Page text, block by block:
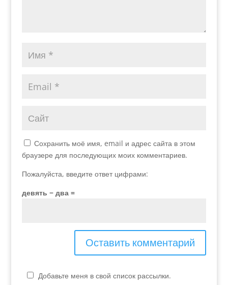
Сохранить моё имя, email и адрес сайта в этом
браузере для последующих моих комментариев.
Пожалуйста, введите ответ цифрами:
девять − два =
Добавьте меня в свой список рассылки.